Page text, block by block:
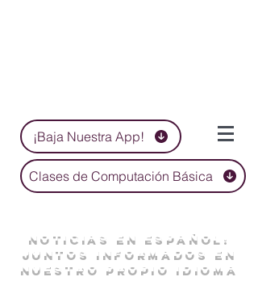
¡Baja Nuestra App!
Clases de Computación Básica
NOTICIAS EN ESPAÑOL:
JUNTOS INFORMADOS EN
NUESTRO PROPIO IDIOMA